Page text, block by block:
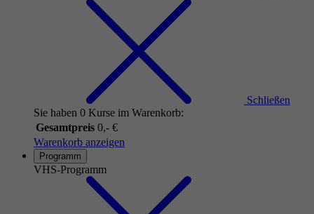
Schließen
Sie haben 0 Kurse im Warenkorb:
Gesamtpreis 0,- €
Warenkorb anzeigen
Programm
VHS-Programm